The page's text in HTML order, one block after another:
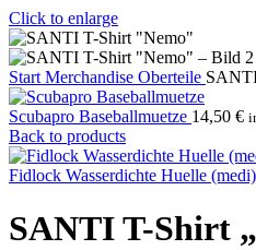
Click to enlarge
Start Merchandise Oberteile
Scubapro Baseballmuetze 14,50 €
Back to products
Fidlock Wasserdichte Huelle (medi)
SANTI T-Shirt